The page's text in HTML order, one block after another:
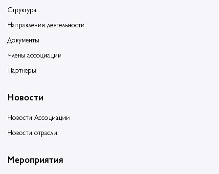
Структура
Направления деятельности
Документы
Члены ассоциации
Партнеры
Новости
Новости Ассоциации
Новости отрасли
Мероприятия